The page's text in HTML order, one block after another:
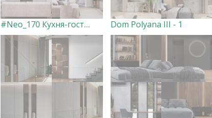
#Neo_170 Кухня-гостиная Dom Polyana III - 1